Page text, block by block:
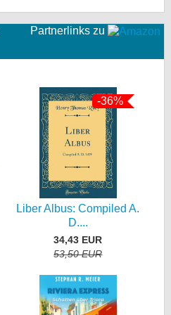
Partnerlinks zu
-36%
Liber Albus: Compiled A.
D....
34,43 EUR
53,50 EUR